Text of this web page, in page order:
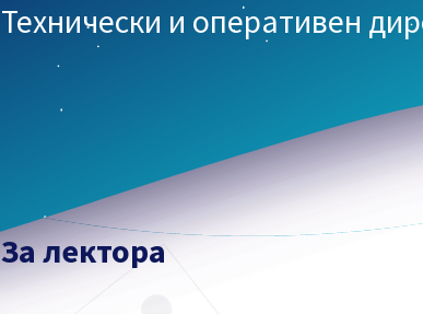
Технически и оперативен
За лектора